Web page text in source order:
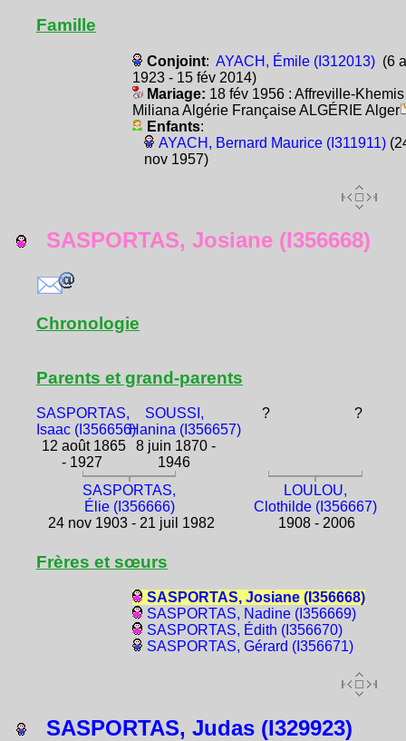
Famille
Conjoint: AYACH, Émile (I312013)(6
1923 - 15 fév 2014)
Mariage: 18 fév 1956 : Affreville-Khemis
Miliana Algérie Française ALGÉRIE Alger
Enfants:
AYACH, Bernard Maurice (I311911)
nov 1957)
SASPORTAS, Josiane (I356668)
Chronologie
Parents et grand-parents
SASPORTAS,
Isaac (I356656)
12 août 1865
- 1927
SOUSSI,
Hanina (I356657)
8 juin 1870 -
1946
? ?
SASPORTAS,
Élie (I356666)
24 nov 1903 - 21 juil 1982
LOULOU,
Clothilde (I356667)
1908 - 2006
Frères et sœurs
SASPORTAS, Josiane (I356668)
SASPORTAS, Nadine (I356669)
SASPORTAS, Édith (I356670)
SASPORTAS, Gérard (I356671)
SASPORTAS, Judas (I329923)